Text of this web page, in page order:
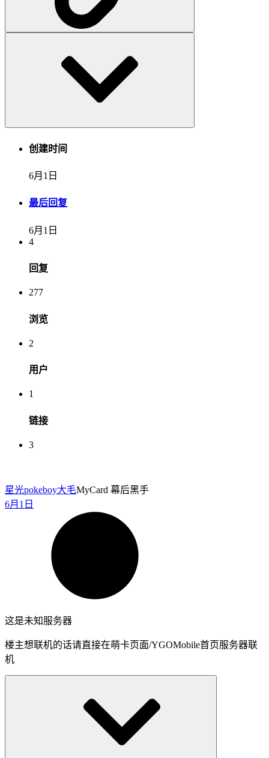
创建时间
6月1日
最后回复
6月1日
4
回复
277
浏览
2
用户
1
链接
3
星光pokeboy大毛MyCard 幕后黑手
6月1日
这是未知服务器
楼主想联机的话请直接在萌卡页面/YGOMobile首页服务器联
机